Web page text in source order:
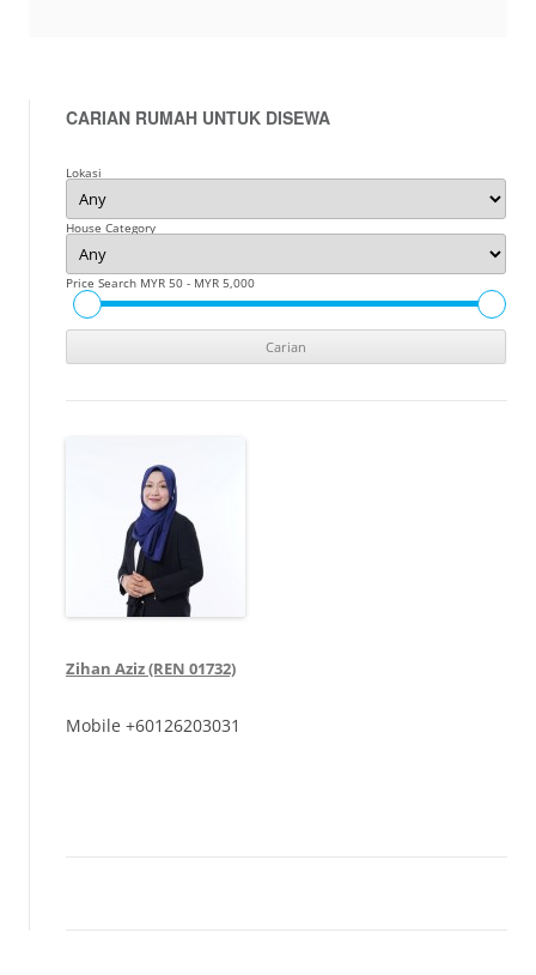
CARIAN RUMAH UNTUK DISEWA
Lokasi
House Category
Price Search MYR 50 - MYR 5,000
Zihan Aziz (REN 01732)
Mobile +60126203031